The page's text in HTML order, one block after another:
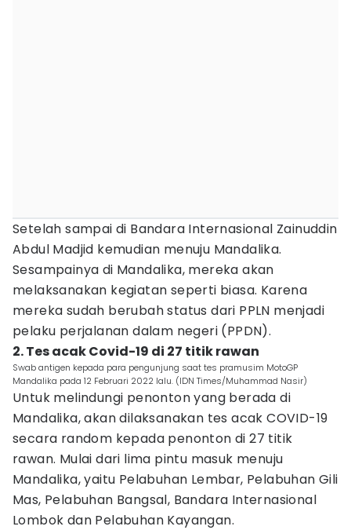
Setelah sampai di Bandara Internasional Zainuddin
Abdul Madjid kemudian menuju Mandalika.
Sesampainya di Mandalika, mereka akan
melaksanakan kegiatan seperti biasa. Karena
mereka sudah berubah status dari PPLN menjadi
pelaku perjalanan dalam negeri (PPDN).
2. Tes acak Covid-19 di 27 titik rawan
Swab antigen kepada para pengunjung saat tes pramusim MotoGP
Mandalika pada 12 Februari 2022 lalu. (IDN Times/Muhammad Nasir)
Untuk melindungi penonton yang berada di
Mandalika, akan dilaksanakan tes acak COVID-19
secara random kepada penonton di 27 titik
rawan. Mulai dari lima pintu masuk menuju
Mandalika, yaitu Pelabuhan Lembar, Pelabuhan Gili
Mas, Pelabuhan Bangsal, Bandara Internasional
Lombok dan Pelabuhan Kayangan.